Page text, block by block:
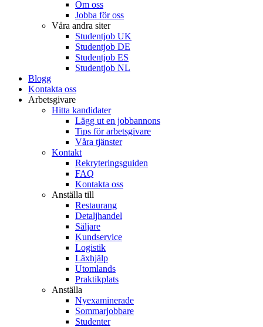
Om oss
Jobba för oss
Våra andra siter
Studentjob UK
Studentjob DE
Studentjob ES
Studentjob NL
Blogg
Kontakta oss
Arbetsgivare
Hitta kandidater
Lägg ut en jobbannons
Tips för arbetsgivare
Våra tjänster
Kontakt
Rekryteringsguiden
FAQ
Kontakta oss
Anställa till
Restaurang
Detaljhandel
Säljare
Kundservice
Logistik
Läxhjälp
Utomlands
Praktikplats
Anställa
Nyexaminerade
Sommarjobbare
Studenter